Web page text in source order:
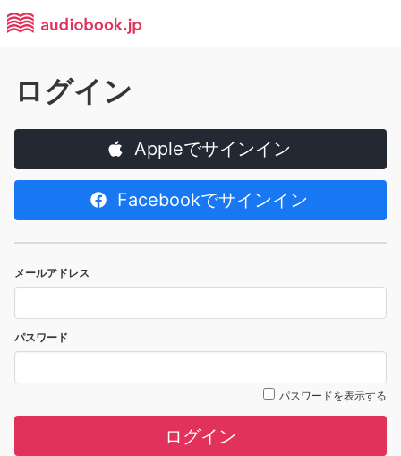
ログイン
Appleでサインイン
Facebookでサインイン
メールアドレス
パスワード
パスワードを表示する
ログイン